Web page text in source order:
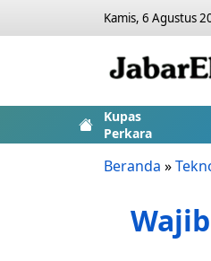
Kamis, 6 Agustus
Kupas
Perkara
Beranda »